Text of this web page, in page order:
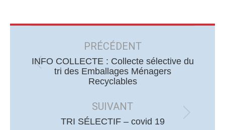
PRÉCÉDENT
Article
précédent
:
INFO COLLECTE : Collecte sélective du
tri des Emballages Ménagers
Recyclables
SUIVANT
Article
TRI SÉLECTIF – covid 19